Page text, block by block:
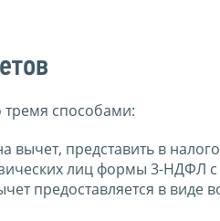
способами:
представить в
лиц формы 3-НДФЛ
предоставляется в виде